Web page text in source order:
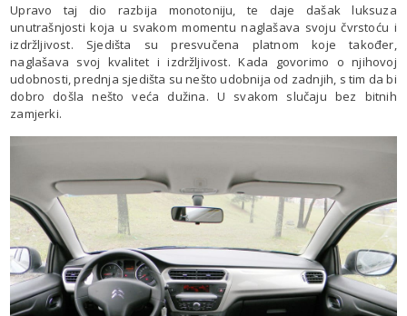
Upravo taj dio razbija monotoniju, te daje dašak luksuza
unutrašnjosti koja u svakom momentu naglašava svoju čvrstoću i
izdržljivost. Sjedišta su presvučena platnom koje također,
naglašava svoj kvalitet i izdržljivost. Kada govorimo o njihovoj
udobnosti, prednja sjedišta su nešto udobnija od zadnjih, s tim da bi
dobro došla nešto veća dužina. U svakom slučaju bez bitnih
zamjerki.